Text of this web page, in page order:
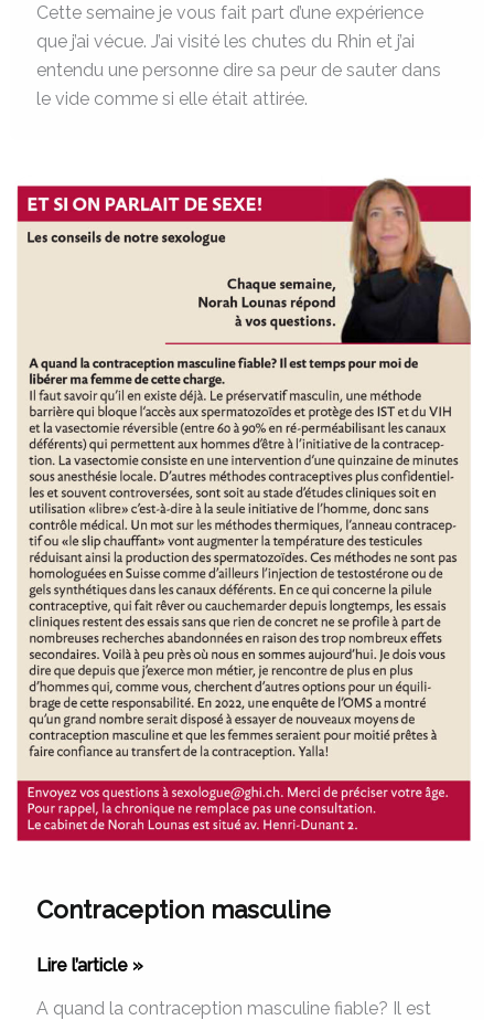
Cette semaine je vous fait part d’une expérience
que j’ai vécue. J’ai visité les chutes du Rhin et j’ai
entendu une personne dire sa peur de sauter dans
le vide comme si elle était attirée.
Contraception masculine
Contraception
masculine
Lire l’article »
A quand la contraception masculine fiable? Il est